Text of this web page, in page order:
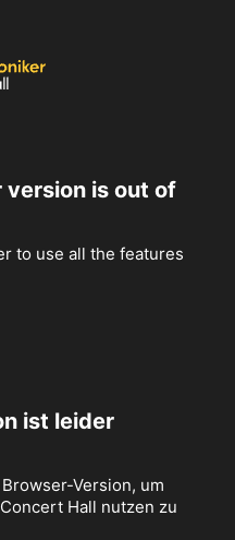
version is out of
to use all the features
ist leider
Version, um
Hall nutzen zu